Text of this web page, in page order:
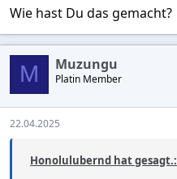
Wie hast Du das gemacht?
M Muzungu
Platin Member
22.04.2025
Honolulubernd hat gesagt.: